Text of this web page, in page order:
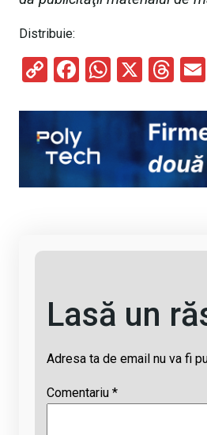
Distribuie:
C
py
Li
n
k
F
ce
b
o
o
W
at
A
p
X
T
e
a
d
s
Lasă un
Adresa ta de email nu va fi
Comentariu *